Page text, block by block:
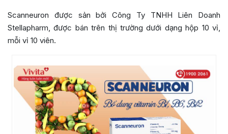
Scanneuron được sản bởi Công Ty TNHH Liên Doanh
Stellapharm, được bán trên thị trường dưới dạng hộp 10 vỉ,
mỗi vỉ 10 viên.